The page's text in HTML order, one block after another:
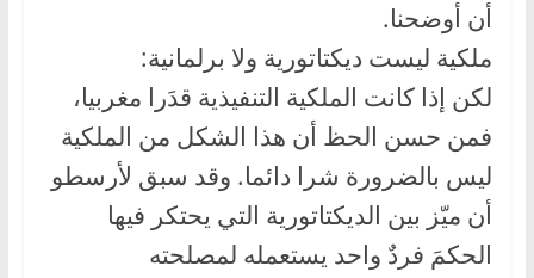
أن أوضحنا.
ملكية ليست ديكتاتورية ولا برلمانية:
لكن إذا كانت الملكية التنفيذية قدَرا مغربيا،
فمن حسن الحظ أن هذا الشكل من الملكية
ليس بالضرورة شرا دائما. وقد سبق لأرسطو
أن ميّز بين الديكتاتورية التي يحتكر فيها
الحكمَ فردٌ واحد يستعمله لمصلحته